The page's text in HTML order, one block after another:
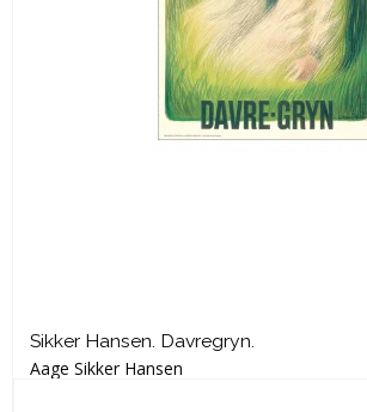
Sikker Hansen. Davregryn.
Aage Sikker Hansen